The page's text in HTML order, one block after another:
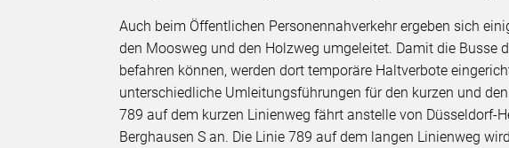
Auch beim Öffentlichen Personennahverkehr ergeben sich
den Moosweg und den Holzweg umgeleitet. Damit die Busse
befahren können, werden dort temporäre Haltverbote
unterschiedliche Umleitungsführungen für den kurzen und
789 auf dem kurzen Linienweg fährt anstelle von Düsseldorf-
Berghausen S an. Die Linie 789 auf dem langen Linienweg